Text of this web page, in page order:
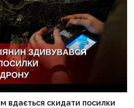
вдається скидати посилки